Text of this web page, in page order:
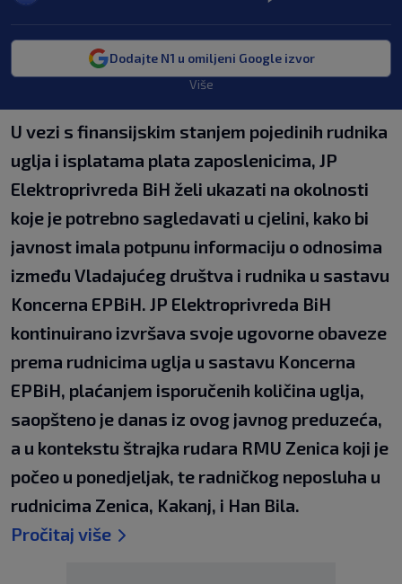
Dodajte N1 u omiljeni Google izvor
Više
U vezi s finansijskim stanjem pojedinih rudnika
uglja i isplatama plata zaposlenicima, JP
Elektroprivreda BiH želi ukazati na okolnosti
koje je potrebno sagledavati u cjelini, kako bi
javnost imala potpunu informaciju o odnosima
između Vladajućeg društva i rudnika u sastavu
Koncerna EPBiH. JP Elektroprivreda BiH
kontinuirano izvršava svoje ugovorne obaveze
prema rudnicima uglja u sastavu Koncerna
EPBiH, plaćanjem isporučenih količina uglja,
saopšteno je danas iz ovog javnog preduzeća,
a u kontekstu štrajka rudara RMU Zenica koji je
počeo u ponedjeljak, te radničkog neposluha u
rudnicima Zenica, Kakanj, i Han Bila.
Pročitaj više